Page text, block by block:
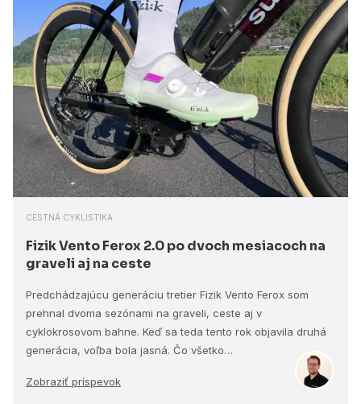
CESTNÁ CYKLISTIKA
Fizik Vento Ferox 2.0 po dvoch mesiacoch na
graveli aj na ceste
Predchádzajúcu generáciu tretier Fizik Vento Ferox som
prehnal dvoma sezónami na graveli, ceste aj v
cyklokrosovom bahne. Keď sa teda tento rok objavila druhá
generácia, voľba bola jasná. Čo všetko…
Zobraziť príspevok